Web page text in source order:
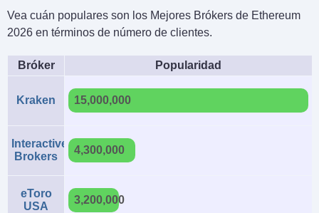
Vea cuán populares son los Mejores Brókers de Ethereum
2026 en términos de número de clientes.
Bróker Popularidad
Kraken 15,000,000
Interactive
Brokers
4,300,000
eToro
USA
3,200,000